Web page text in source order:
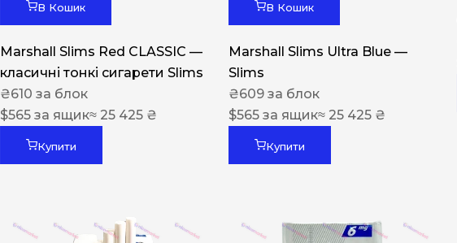
Arizona
Cigaronne
Сигарети LD
В Кошик
Marshall Slims Red CLASSIC —
класичні тонкі сигарети Slims
₴610 за блок
$565 за ящик≈ 25 425 ₴
Купити
В Кошик
Marshall Slims Ultra Blue —
Slims
₴609 за блок
$565 за ящик≈ 25 425 ₴
Купити